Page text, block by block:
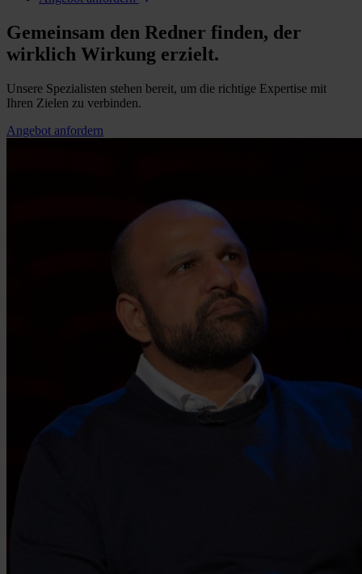
Gemeinsam den Redner finden, der
wirklich Wirkung erzielt.
Unsere Spezialisten stehen bereit, um die richtige Expertise mit
Ihren Zielen zu verbinden.
Angebot anfordern